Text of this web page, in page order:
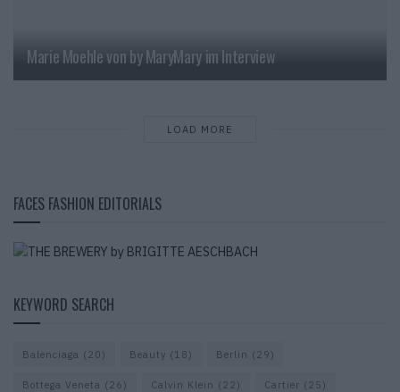
Marie Moehle von by MaryMary im Interview
LOAD MORE
FACES FASHION EDITORIALS
KEYWORD SEARCH
Balenciaga (20) Beauty (18) Berlin (29)
Bottega Veneta (26) Calvin Klein (22) Cartier (25)